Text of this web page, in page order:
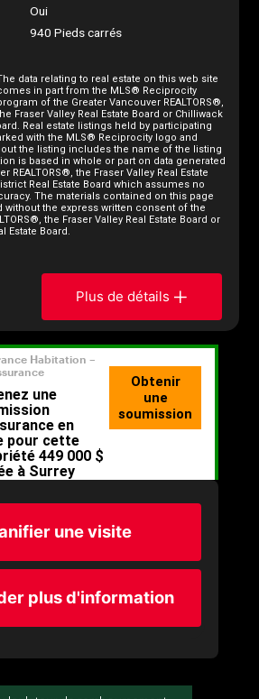
Oui
940 Pieds carrés
data relating to real estate on this web site
in part from the MLS® Reciprocity
of the Greater Vancouver REALTORS®,
Fraser Valley Real Estate Board or Chilliwack
Real estate listings held by participating
with the MLS® Reciprocity logo and
the listing includes the name of the listing
is based in whole or part on data generated
REALTORS®, the Fraser Valley Real Estate
Real Estate Board which assumes no
The materials contained on this page
without the express written consent of the
the Fraser Valley Real Estate Board or
Estate Board.
Plus de détails
une visite
plus d'information